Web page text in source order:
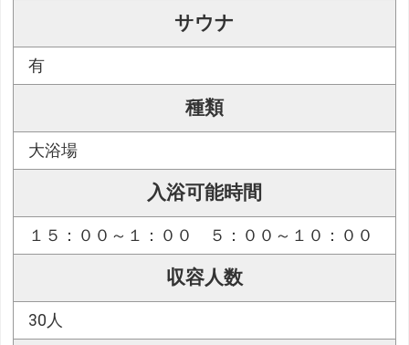
サウナ
有
種類
大浴場
入浴可能時間
１５：００～１：００ ５：００～１０：００
収容人数
30人